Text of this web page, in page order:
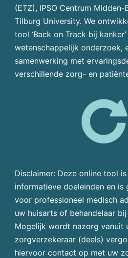
(ETZ), IPSO Centrum Midden-
Tilburg University. We
tool ‘Back on Track bij
wetenschappelijk onderzoek,
samenwerking met
verschillende zorg- en
Disclaimer: Deze online tool
informatieve doeleinden en is
voor professioneel medisch
uw huisarts of behandelaar
Mogelijk wordt nazorg vanuit
zorgverzekeraar (deels)
hiervoor contact op met uw